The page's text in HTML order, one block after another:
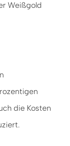
Weißgold
die Kosten